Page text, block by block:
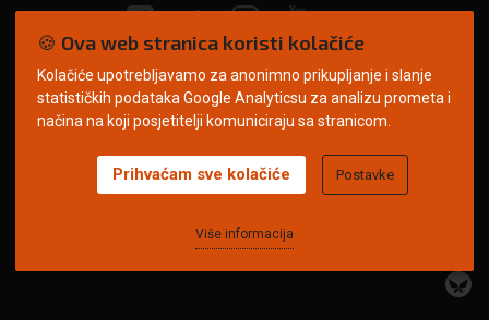
© Copyright 2026. | ARILEO
Uvjeti korištenja Politika privatnosti
Impressum
🍪 Ova web stranica koristi kolačiće
Kolačiće upotrebljavamo za anonimno prikupljanje i slanje
statističkih podataka Google Analyticsu za analizu prometa i
načina na koji posjetitelji komuniciraju sa stranicom.
Više informacija
Prihvaćam sve kolačiće Postavke